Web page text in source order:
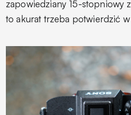
zapowiedziany 15-stopniowy
to akurat trzeba potwierdzić